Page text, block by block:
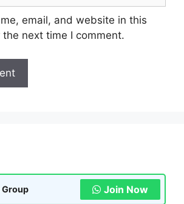
email, and website in this
next time I comment.
Join Now